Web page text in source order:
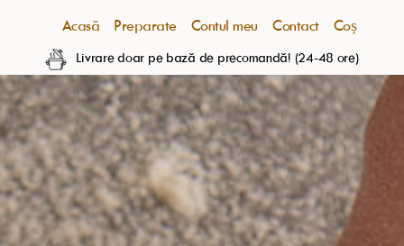
Acasă Preparate Contul meu Contact Coș
Livrare doar pe bază de precomandă! (24-48 ore)